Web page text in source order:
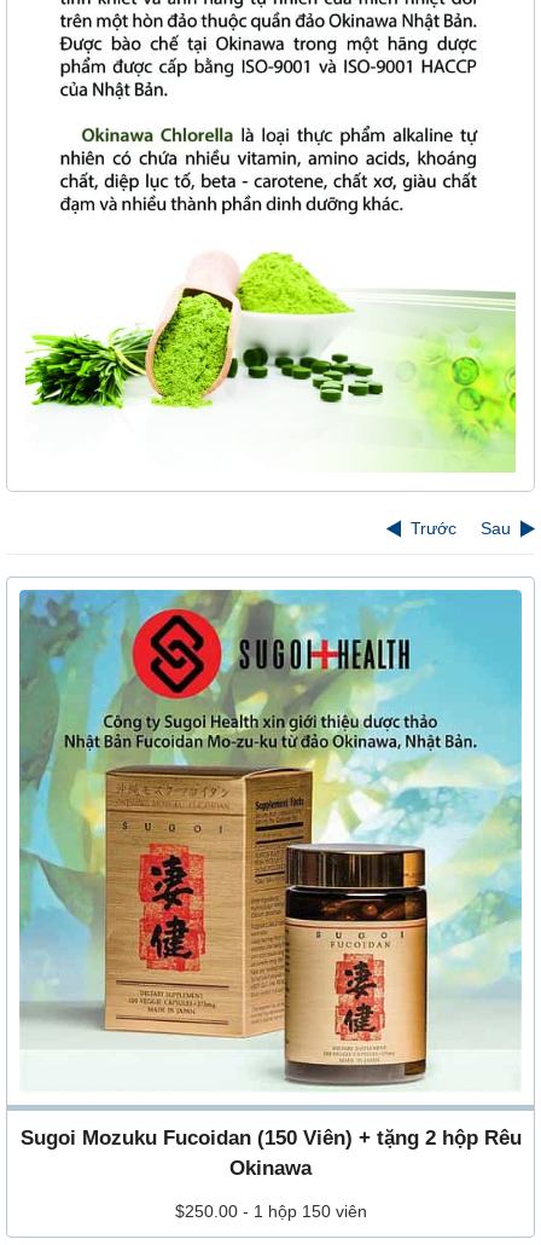
Trước Sau
Sugoi Mozuku Fucoidan (150 Viên) + tặng 2 hộp Rêu
Okinawa
$250.00 - 1 hộp 150 viên